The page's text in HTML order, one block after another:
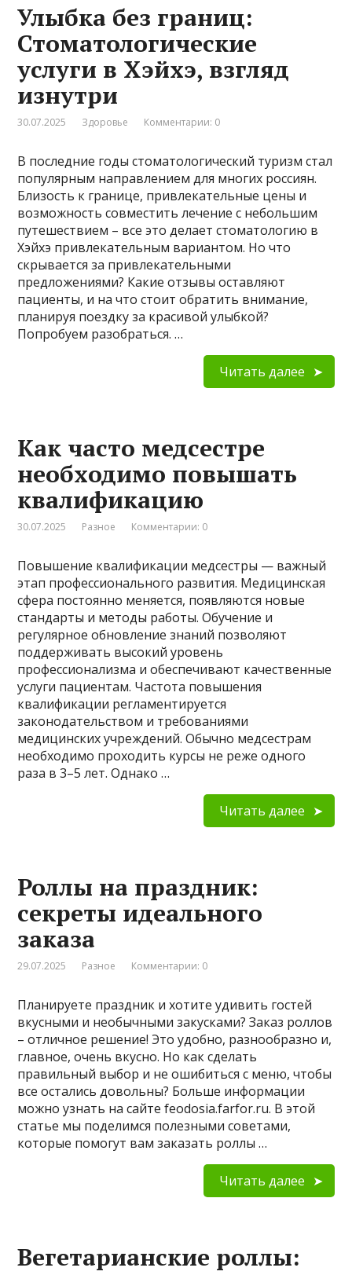
Улыбка без границ:
Стоматологические
услуги в Хэйхэ, взгляд
изнутри
30.07.2025 Здоровье Комментарии: 0
В последние годы стоматологический туризм стал
популярным направлением для многих россиян.
Близость к границе, привлекательные цены и
возможность совместить лечение с небольшим
путешествием – все это делает стоматологию в
Хэйхэ привлекательным вариантом. Но что
скрывается за привлекательными
предложениями? Какие отзывы оставляют
пациенты, и на что стоит обратить внимание,
планируя поездку за красивой улыбкой?
Попробуем разобраться. …
Читать далее
Как часто медсестре
необходимо повышать
квалификацию
30.07.2025 Разное Комментарии: 0
Повышение квалификации медсестры — важный
этап профессионального развития. Медицинская
сфера постоянно меняется, появляются новые
стандарты и методы работы. Обучение и
регулярное обновление знаний позволяют
поддерживать высокий уровень
профессионализма и обеспечивают качественные
услуги пациентам. Частота повышения
квалификации регламентируется
законодательством и требованиями
медицинских учреждений. Обычно медсестрам
необходимо проходить курсы не реже одного
раза в 3–5 лет. Однако …
Читать далее
Роллы на праздник:
секреты идеального
заказа
29.07.2025 Разное Комментарии: 0
Планируете праздник и хотите удивить гостей
вкусными и необычными закусками? Заказ роллов
– отличное решение! Это удобно, разнообразно и,
главное, очень вкусно. Но как сделать
правильный выбор и не ошибиться с меню, чтобы
все остались довольны? Больше информации
можно узнать на сайте feodosia.farfor.ru. В этой
статье мы поделимся полезными советами,
которые помогут вам заказать роллы …
Читать далее
Вегетарианские роллы: